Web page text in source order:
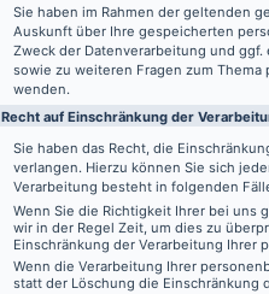
Sie haben im Rahmen der geltenden
Auskunft über Ihre gespeicherten
Zweck der Datenverarbeitung und
sowie zu weiteren Fragen zum
wenden.
Recht auf Einschränkung der
Sie haben das Recht, die
verlangen. Hierzu können Sie sich
Verarbeitung besteht in folgenden
Wenn Sie die Richtigkeit Ihrer bei
wir in der Regel Zeit, um dies zu
Einschränkung der Verarbeitung Ihrer
Wenn die Verarbeitung Ihrer
statt der Löschung die Einschränkung